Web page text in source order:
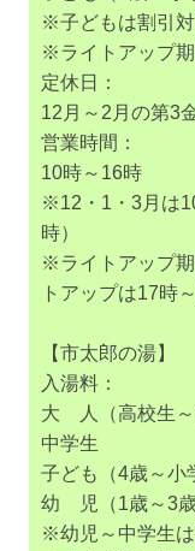
※子どもは割引
※ライトアップ期
定休日：
12月～2月の第3
営業時間：
10時～16時
※12・1・3月は
時）
※ライトアップ
トアップは17時
【市太郎の湯】
入湯料：
大 人（高校生
中学生 ：
子ども（4歳～小
幼 児（1歳～3
※幼児～中学生